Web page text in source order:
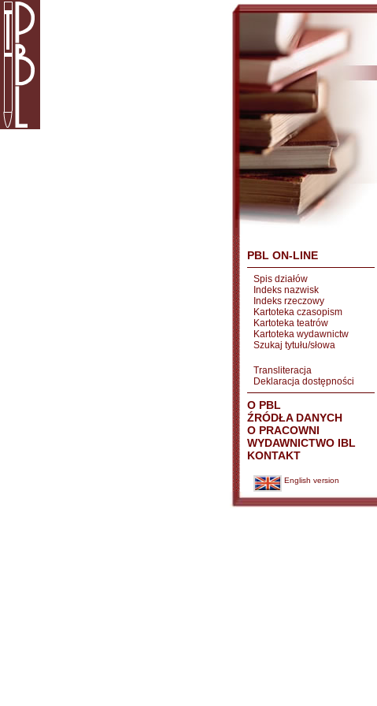
PBL ON-LINE
Spis działów
Indeks nazwisk
Indeks rzeczowy
Kartoteka czasopism
Kartoteka teatrów
Kartoteka wydawnictw
Szukaj tytułu/słowa
Transliteracja
Deklaracja dostępności
O PBL
ŹRÓDŁA DANYCH
O PRACOWNI
WYDAWNICTWO IBL
KONTAKT
English version